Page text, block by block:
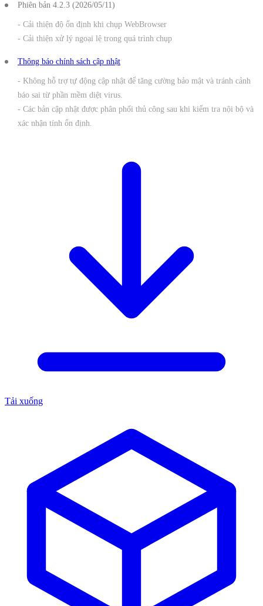
Phiên bản 4.2.3 (2026/05/11)
- Cải thiện độ ổn định khi chụp WebBrowser
- Cải thiện xử lý ngoại lệ trong quá trình chụp
Thông báo chính sách cập nhật
- Không hỗ trợ tự động cập nhật để tăng cường bảo mật và tránh cảnh
báo sai từ phần mềm diệt virus.
- Các bản cập nhật được phân phối thủ công sau khi kiểm tra nội bộ và
xác nhận tính ổn định.
Tải xuống